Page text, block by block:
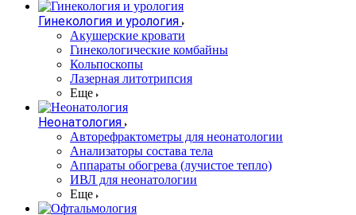
Гинекология и урология
Акушерские кровати
Гинекологические комбайны
Кольпоскопы
Лазерная литотрипсия
Еще
Неонатология
Авторефрактометры для неонатологии
Анализаторы состава тела
Аппараты обогрева (лучистое тепло)
ИВЛ для неонатологии
Еще